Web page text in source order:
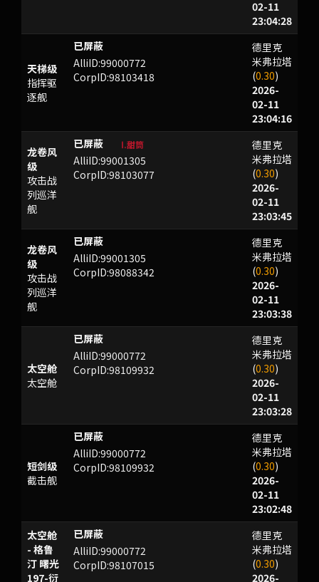
02-11
23:04:28
天梯级
指挥驱
逐舰
ZNBWYZF
AlliID:99000772
CorpID:98103418
德里克
米弗拉塔
(0.30)
2026-
02-11
23:04:16
龙卷风
级
攻击战
列巡洋
舰
HAYFH Ⅰ.甜筒
AlliID:99001305
CorpID:98103077
德里克
米弗拉塔
(0.30)
2026-
02-11
23:03:45
龙卷风
级
攻击战
列巡洋
舰
OTBWLXO
AlliID:99001305
CorpID:98088342
德里克
米弗拉塔
(0.30)
2026-
02-11
23:03:38
太空舱
太空舱
VCQ
AlliID:99000772
CorpID:98109932
德里克
米弗拉塔
(0.30)
2026-
02-11
23:03:28
短剑级
截击舰
VCQ
AlliID:99000772
CorpID:98109932
德里克
米弗拉塔
(0.30)
2026-
02-11
23:02:48
太空舱
- 格鲁
汀 曙光
197-衍
ltQ^Qay]5bx(4?<
AlliID:99000772
CorpID:98107015
德里克
米弗拉塔
(0.30)
2026-